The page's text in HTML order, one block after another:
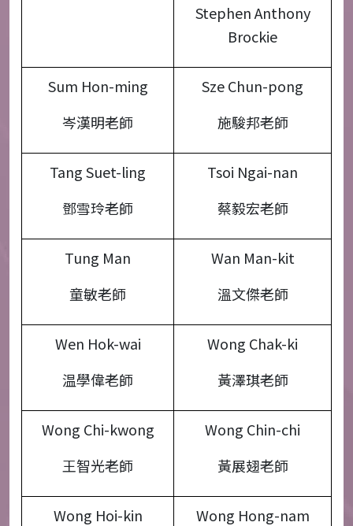
Stephen Anthony
Brockie
Sum Hon-ming
岑漢明老師
Sze Chun-pong
施駿邦老師
Tang Suet-ling
鄧雪玲老師
Tsoi Ngai-nan
蔡毅宏老師
Tung Man
童敏老師
Wan Man-kit
溫文傑老師
Wen Hok-wai
温學偉老師
Wong Chak-ki
黃澤琪老師
Wong Chi-kwong
王智光老師
Wong Chin-chi
黃展翅老師
Wong Hoi-kin
Wong Hong-nam